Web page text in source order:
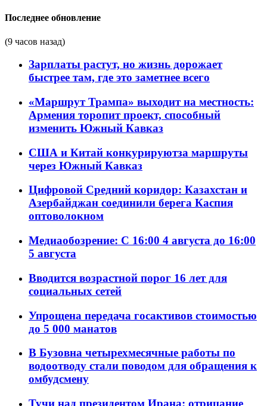
Последнее обновление
(9 часов назад)
Зарплаты растут, но жизнь дорожает
быстрее там, где это заметнее всего
«Маршрут Трампа» выходит на местность:
Армения торопит проект, способный
изменить Южный Кавказ
США и Китай конкурируютза маршруты
через Южный Кавказ
Цифровой Средний коридор: Казахстан и
Азербайджан соединили берега Каспия
оптоволокном
Медиаобозрение: С 16:00 4 августа до 16:00
5 августа
Вводится возрастной порог 16 лет для
социальных сетей
Упрощена передача госактивов стоимостью
до 5 000 манатов
В Бузовна четырехмесячные работы по
водоотводу стали поводом для обращения к
омбудсмену
Тучи над президентом Ирана: отрицание